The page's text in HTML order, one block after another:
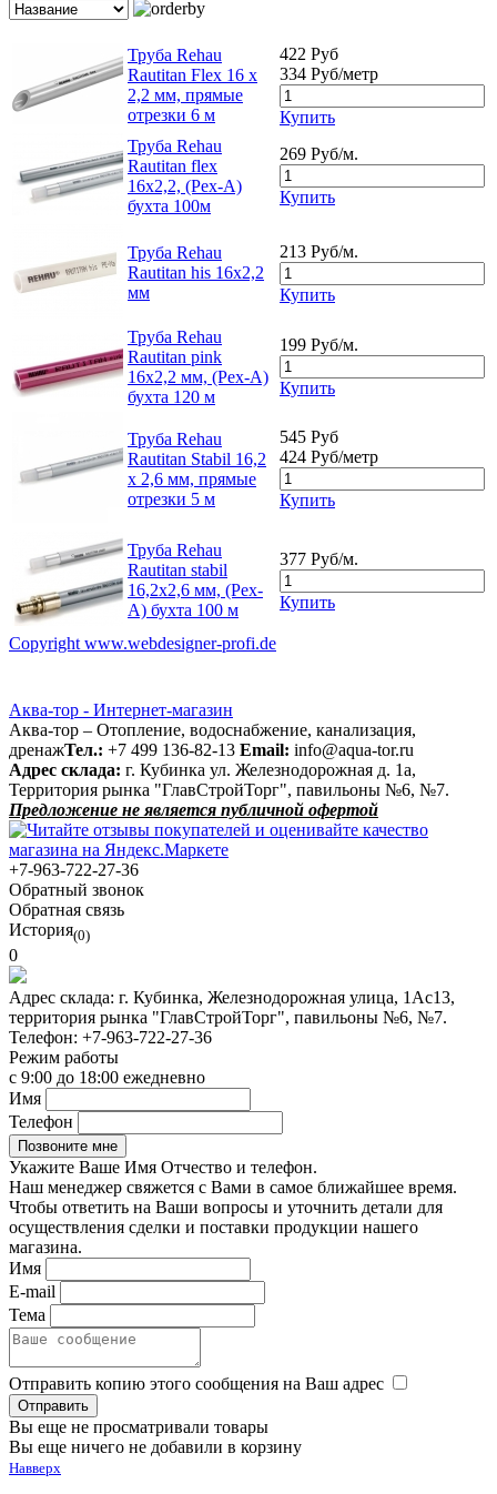
Труба Rehau
Rautitan Flex 16 x
2,2 мм, прямые
отрезки 6 м
422 Руб
334 Руб/метр
Купить
Труба Rehau
Rautitan flex
16x2,2, (Pex-A)
бухта 100м
269 Руб/м.
Купить
Труба Rehau
Rautitan his 16x2,2
мм
213 Руб/м.
Купить
Труба Rehau
Rautitan pink
16х2,2 мм, (Pex-A)
бухта 120 м
199 Руб/м.
Купить
Труба Rehau
Rautitan Stabil 16,2
x 2,6 мм, прямые
отрезки 5 м
545 Руб
424 Руб/метр
Купить
Труба Rehau
Rautitan stabil
16,2х2,6 мм, (Pex-
A) бухта 100 м
377 Руб/м.
Купить
Copyright www.webdesigner-profi.de
Аква-тор - Интернет-магазин
Аква-тор – Отопление, водоснабжение, канализация,
дренажТел.: +7 499 136-82-13 Email: info@aqua-tor.ru
Адрес склада: г. Кубинка ул. Железнодорожная д. 1а,
Территория рынка "ГлавСтройТорг", павильоны №6, №7.
Предложение не является публичной офертой
+7-963-722-27-36
Обратный звонок
Обратная связь
История(0)
0
Адрес склада: г. Кубинка, Железнодорожная улица, 1Ас13,
территория рынка "ГлавСтройТорг", павильоны №6, №7.
Телефон: +7-963-722-27-36
Режим работы
с 9:00 до 18:00 ежедневно
Имя
Телефон
Укажите Ваше Имя Отчество и телефон.
Наш менеджер свяжется с Вами в самое ближайшее время.
Чтобы ответить на Ваши вопросы и уточнить детали для
осуществления сделки и поставки продукции нашего
магазина.
Имя
E-mail
Тема
Отправить копию этого сообщения на Ваш адрес
Вы еще не просматривали товары
Вы еще ничего не добавили в корзину
Навверх